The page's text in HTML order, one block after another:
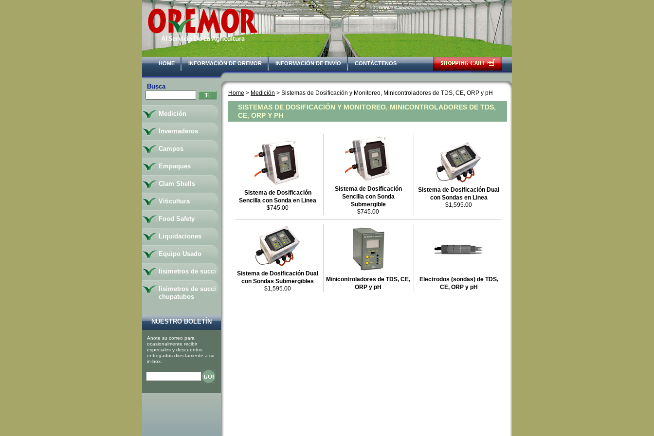
HOME INFORMACIÓN DE OREMOR INFORMACIÓN DE ENVÍO CONTÁCTENOS
Home > Medición > Sistemas de Dosificación y Monitoreo, Minicontroladores de TDS, CE, ORP y pH
SISTEMAS DE DOSIFICACIÓN Y MONITOREO, MINICONTROLADORES DE TDS,
CE, ORP Y PH
Sistema de Dosificación
Sencilla con Sonda en Linea
$745.00
Sistema de Dosificación
Sencilla con Sonda
Submergible
$745.00
Sistema de Dosificación Dual
con Sondas en Linea
$1,595.00
Sistema de Dosificación Dual
con Sondas Submergibles
$1,595.00
Minicontroladores de TDS, CE,
ORP y pH
Electrodos (sondas) de TDS,
CE, ORP y pH
Busca
Medición
Invernaderos
Campos
Empaques
Clam Shells
Viticultura
Food Safety
Liquidaciones
Equipo Usado
lisimetros de succi
lisimetros de succi
chupatubos
NUESTRO BOLETÍN
Anote su correo para
ocasionalmente recibir
especiales y descuentos
entregados directamente a su
in-box.